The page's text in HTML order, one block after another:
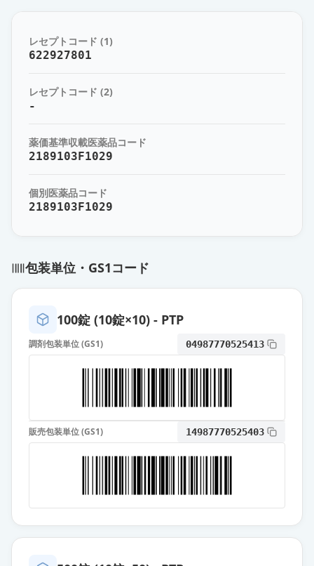
レセプトコード (1)
622927801
レセプトコード (2)
-
薬価基準収載医薬品コード
2189103F1029
個別医薬品コード
2189103F1029
包装単位・GS1コード
100錠 (10錠×10) - PTP
調剤包装単位 (GS1) 04987770525413
販売包装単位 (GS1) 14987770525403